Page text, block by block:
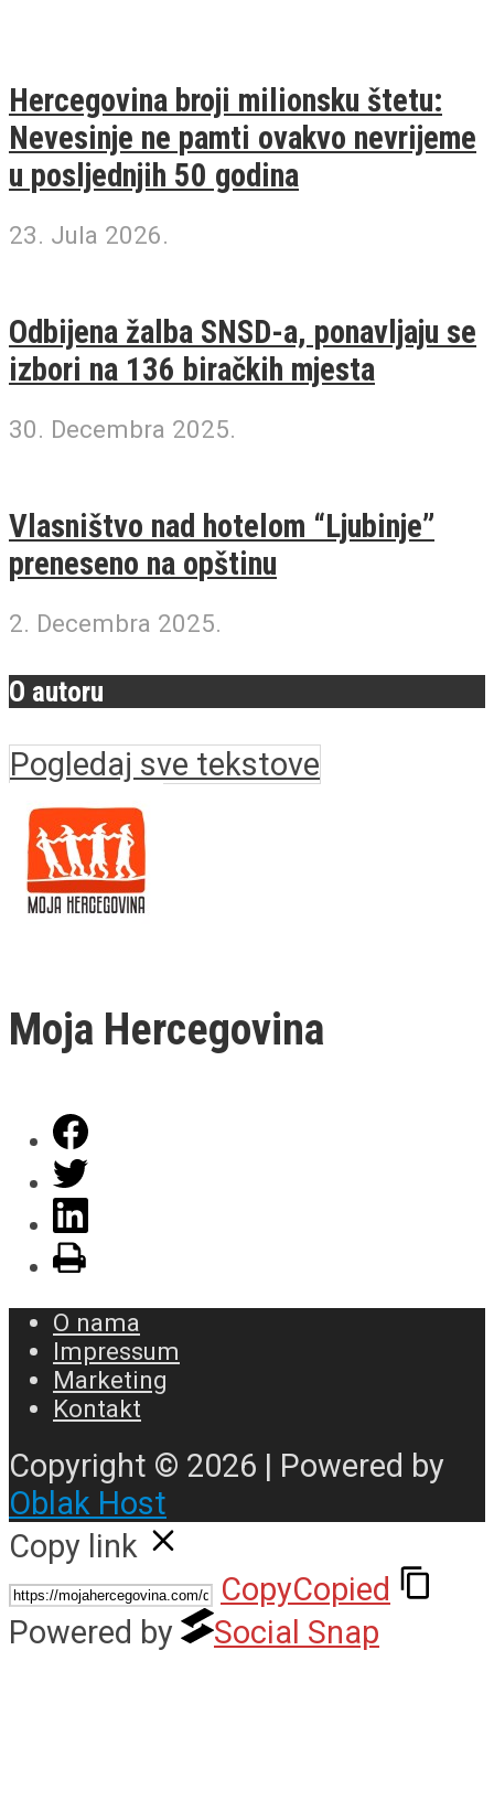
Hercegovina broji milionsku štetu:
Nevesinje ne pamti ovakvo nevrijeme
u posljednjih 50 godina
23. Jula 2026.
Odbijena žalba SNSD-a, ponavljaju se
izbori na 136 biračkih mjesta
30. Decembra 2025.
Vlasništvo nad hotelom “Ljubinje”
preneseno na opštinu
2. Decembra 2025.
O autoru
Pogledaj sve tekstove
Moja Hercegovina
O nama
Impressum
Marketing
Kontakt
Copyright © 2026 | Powered by
Oblak Host
Copy link
CopyCopied
Powered by
Social Snap